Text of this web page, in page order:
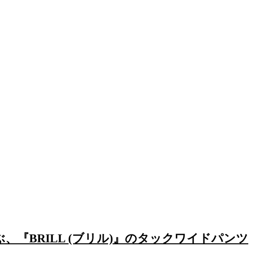
、『BRILL (ブリル)』のタックワイドパンツ